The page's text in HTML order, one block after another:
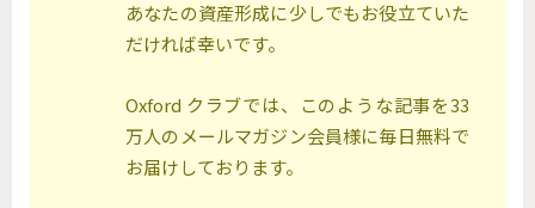
あなたの資産形成に少しでもお役立ていた
だければ幸いです。
Oxford クラブでは、このような記事を33
万人のメールマガジン会員様に毎日無料で
お届けしております。